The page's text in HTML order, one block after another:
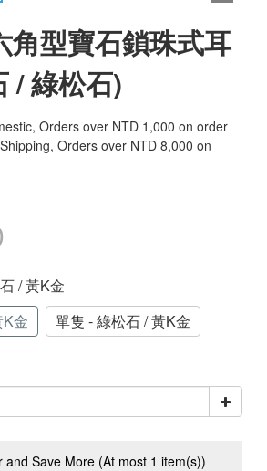
角型寶石鎖珠式耳
/ 綠松石)
Orders over NTD 1,000 on order
Orders over NTD 8,000 on
/ 黃K金
金
單隻 - 綠松石 / 黃K金
and Save More (At most 1 item(s))